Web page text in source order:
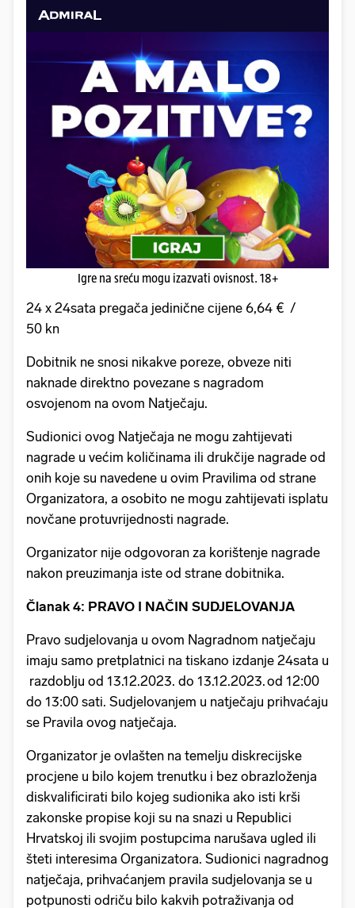
Igre na sreću mogu izazvati ovisnost. 18+
24 x 24sata pregača jedinične cijene 6,64 € /
50 kn
Dobitnik ne snosi nikakve poreze, obveze niti
naknade direktno povezane s nagradom
osvojenom na ovom Natječaju.
Sudionici ovog Natječaja ne mogu zahtijevati
nagrade u većim količinama ili drukčije nagrade od
onih koje su navedene u ovim Pravilima od strane
Organizatora, a osobito ne mogu zahtijevati isplatu
novčane protuvrijednosti nagrade.
Organizator nije odgovoran za korištenje nagrade
nakon preuzimanja iste od strane dobitnika.
Članak 4: PRAVO I NAČIN SUDJELOVANJA
Pravo sudjelovanja u ovom Nagradnom natječaju
imaju samo pretplatnici na tiskano izdanje 24sata u
razdoblju od 13.12.2023. do 13.12.2023. od 12:00
do 13:00 sati. Sudjelovanjem u natječaju prihvaćaju
se Pravila ovog natječaja.
Organizator je ovlašten na temelju diskrecijske
procjene u bilo kojem trenutku i bez obrazloženja
diskvalificirati bilo kojeg sudionika ako isti krši
zakonske propise koji su na snazi u Republici
Hrvatskoj ili svojim postupcima narušava ugled ili
šteti interesima Organizatora. Sudionici nagradnog
natječaja, prihvaćanjem pravila sudjelovanja se u
potpunosti odriču bilo kakvih potraživanja od